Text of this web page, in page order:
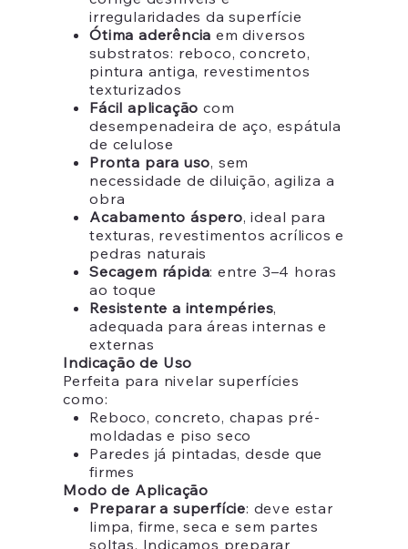
irregularidades da superfície
Ótima aderência em diversos
substratos: reboco, concreto,
pintura antiga, revestimentos
texturizados
Fácil aplicação com
desempenadeira de aço, espátula
de celulose
Pronta para uso, sem
necessidade de diluição, agiliza a
obra
Acabamento áspero, ideal para
texturas, revestimentos acrílicos e
pedras naturais
Secagem rápida: entre 3–4 horas
ao toque
Resistente a intempéries,
adequada para áreas internas e
externas
Indicação de Uso
Perfeita para nivelar superfícies
como:
Reboco, concreto, chapas pré-
moldadas e piso seco
Paredes já pintadas, desde que
firmes
Modo de Aplicação
Preparar a superfície: deve estar
limpa, firme, seca e sem partes
soltas. Indicamos preparar